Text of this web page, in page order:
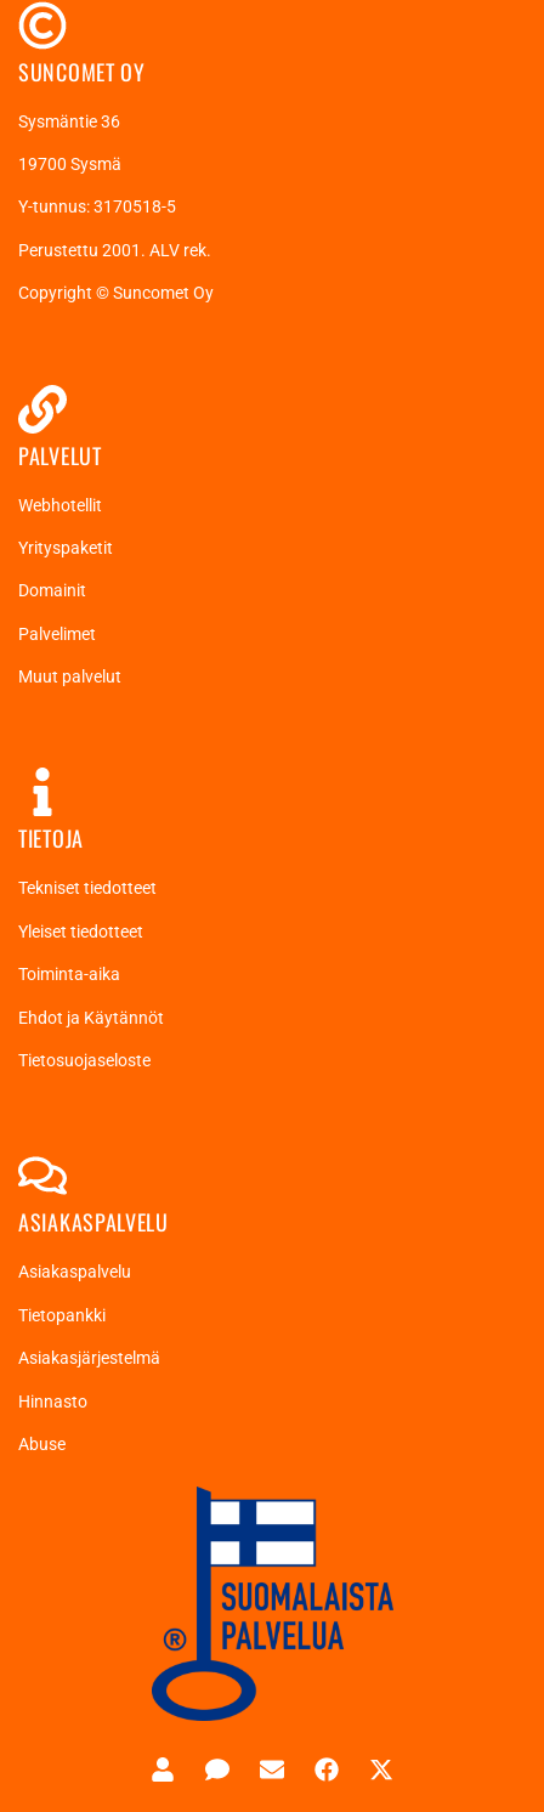
SUNCOMET OY
Sysmäntie 36
19700 Sysmä
Y-tunnus: 3170518-5
Perustettu 2001. ALV rek.
Copyright © Suncomet Oy
PALVELUT
Webhotellit
Yrityspaketit
Domainit
Palvelimet
Muut palvelut
TIETOJA
Tekniset tiedotteet
Yleiset tiedotteet
Toiminta-aika
Ehdot ja Käytännöt
Tietosuojaseloste
ASIAKASPALVELU
Asiakaspalvelu
Tietopankki
Asiakasjärjestelmä
Hinnasto
Abuse